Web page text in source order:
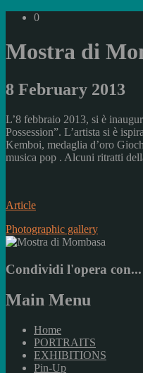
0
Mostra di
8 February 2013
L’8 febbraio 2013, si è
Possession”. L’artista si è
Kemboi, medaglia d’oro
musica pop . Alcuni ritratti
Article
Photographic gallery
Condividi l'opera con...
Main Menu
Home
PORTRAITS
EXHIBITIONS
Pin-Up